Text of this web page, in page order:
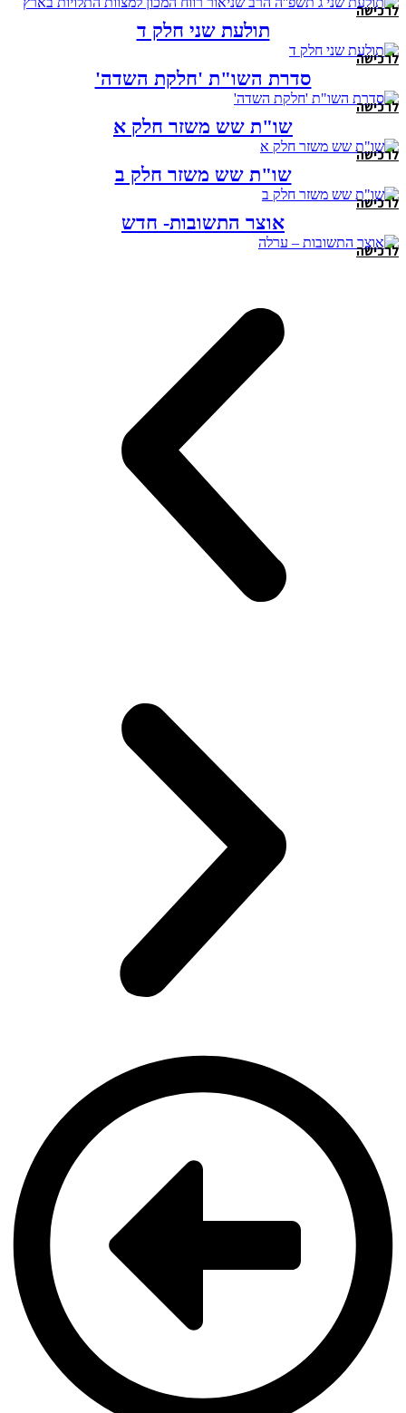
לרכישה
תולעת שני חלק ד
לרכישה
סדרת השו"ת 'חלקת השדה'
לרכישה
שו"ת שש משזר חלק א
לרכישה
שו"ת שש משזר חלק ב
לרכישה
אוצר התשובות- חדש
לרכישה